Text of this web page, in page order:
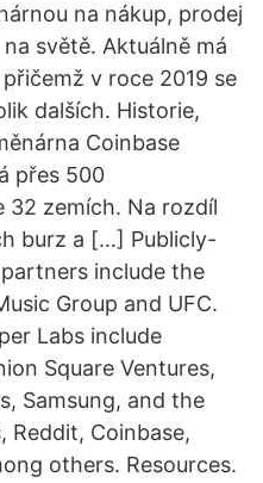
na nákup, prodej
světě. Aktuálně má
v roce 2019 se
dalších. Historie,
Coinbase
přes 500
32 zemích. Na rozdíl
burz a […] Publicly-
include the
Group and UFC.
Labs include
Square Ventures,
Samsung, and the
Reddit, Coinbase,
others. Resources.